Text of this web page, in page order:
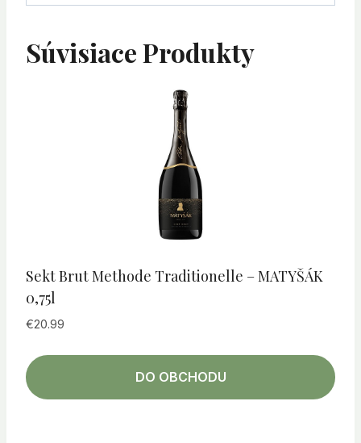
Súvisiace Produkty
Sekt Brut Methode Traditionelle – MATYŠÁK
0,75l
€20.99
DO OBCHODU